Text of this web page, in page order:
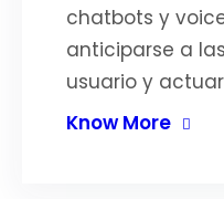
chatbots y
anticiparse a
usuario y
Know More